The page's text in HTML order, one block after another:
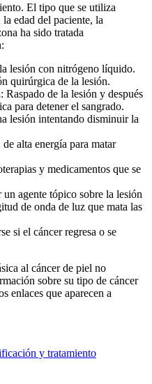
El tipo que se utiliza
edad del paciente, la
ha sido tratada
lesión con nitrógeno líquido.
quirúrgica de la lesión.
Raspado de la lesión y después
para detener el sangrado.
lesión intentando disminuir la
alta energía para matar
y medicamentos que se
agente tópico sobre la lesión
de onda de luz que mata las
si el cáncer regresa o se
al cáncer de piel no
sobre su tipo de cáncer
enlaces que aparecen a
y tratamiento